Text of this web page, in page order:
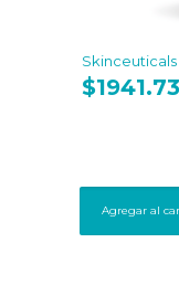
$1941.73
Agregar al